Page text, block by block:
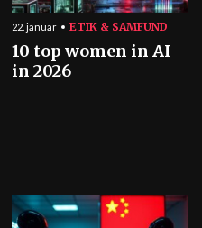
22. januar ETIK & SAMFUND
10 top women in AI
in 2026